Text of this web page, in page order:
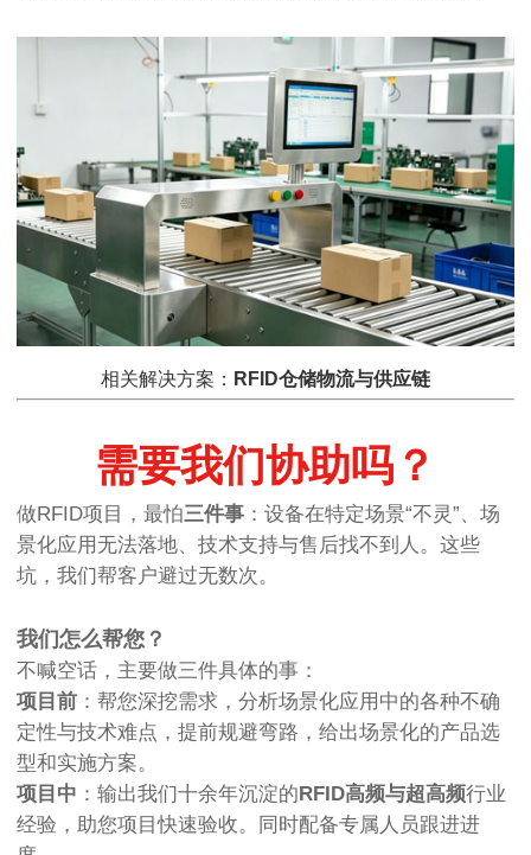
相关解决方案： RFID仓储物流与供应链
需要我们协助吗？
做RFID项目，最怕三件事 ：设备在特定场景“不灵”、场
景化应用无法落地、技术支持与售后找不到人。这些
坑，我们帮客户避过无数次。
我们怎么帮您？
不喊空话，主要做三件具体的事：
项目前 ：帮您深挖需求，分析场景化应用中的各种不确
定性与技术难点，提前规避弯路，给出场景化的产品选
型和实施方案。
项目中 ：输出我们十余年沉淀的RFID高频与超高频行业
经验，助您项目快速验收。同时配备专属人员跟进进